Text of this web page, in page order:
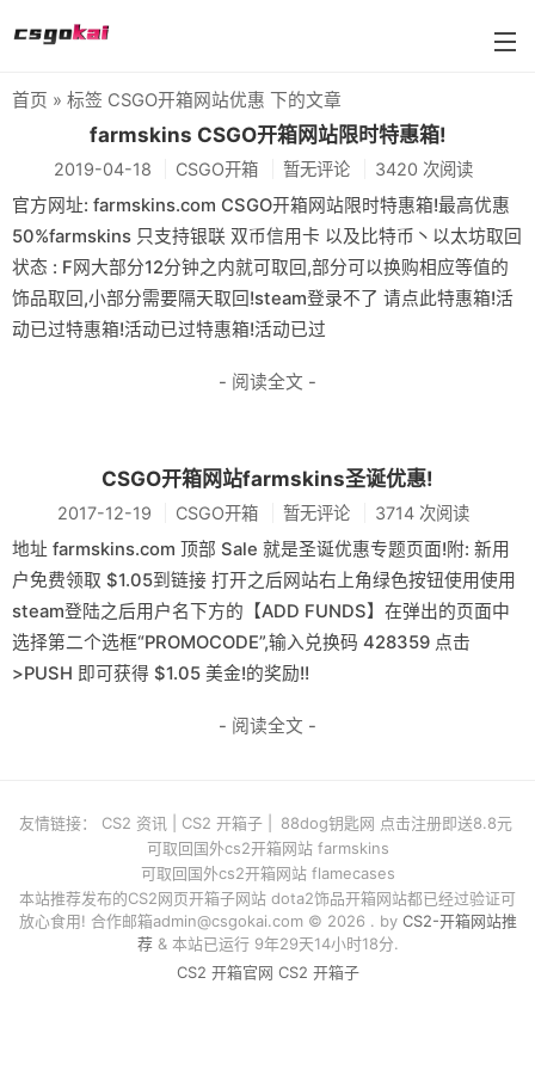
farmskins
88dog
flamecases
88hash-jp
首页 » 标签 CSGO开箱网站优惠 下的文章
farmskins CSGO开箱网站限时特惠箱!
2019-04-18 CSGO开箱 暂无评论 3420 次阅读
官方网址: farmskins.com CSGO开箱网站限时特惠箱!最高优惠
50%farmskins 只支持银联 双币信用卡 以及比特币丶以太坊取回
状态 : F网大部分12分钟之内就可取回,部分可以换购相应等值的
饰品取回,小部分需要隔天取回!steam登录不了 请点此特惠箱!活
动已过特惠箱!活动已过特惠箱!活动已过
- 阅读全文 -
CSGO开箱网站farmskins圣诞优惠!
2017-12-19 CSGO开箱 暂无评论 3714 次阅读
地址 farmskins.com 顶部 Sale 就是圣诞优惠专题页面!附: 新用
户免费领取 $1.05到链接 打开之后网站右上角绿色按钮使用使用
steam登陆之后用户名下方的【ADD FUNDS】在弹出的页面中
选择第二个选框“PROMOCODE”,输入兑换码 428359 点击
>PUSH 即可获得 $1.05 美金!的奖励!!
- 阅读全文 -
友情链接： CS2 资讯 CS2 开箱子
88dog钥匙网 点击注册即送8.8元
可取回国外cs2开箱网站 farmskins
可取回国外cs2开箱网站 flamecases
本站推荐发布的CS2网页开箱子网站 dota2饰品开箱网站都已经过验证可
放心食用! 合作邮箱admin@csgokai.com© 2026 . by CS2-开箱网站推
荐& 本站已运行 9年29天14小时18分.
CS2 开箱官网 CS2 开箱子